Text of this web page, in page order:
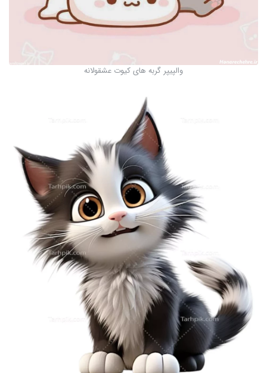
والپیپر گربه های کیوت عشقولانه